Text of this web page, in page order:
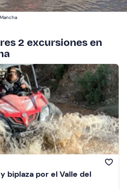
2 excursiones en
biplaza por el Valle del